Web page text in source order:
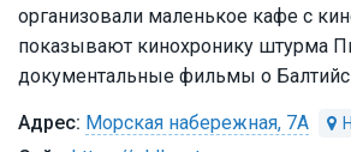
организовали маленькое кафе с
показывают кинохронику штурма
документальные фильмы о
Морская набережная, 7А